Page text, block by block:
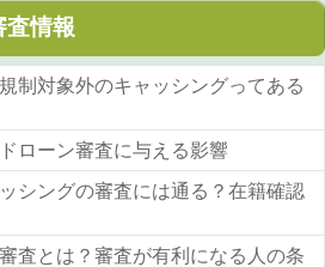
査情報
制対象外のキャッシングってある
ローン審査に与える影響
シングの審査には通る？在籍確認
査とは？審査が有利になる人の条